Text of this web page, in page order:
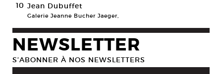
10 Jean Dubuffet
Galerie Jeanne Bucher Jaeger,
NEWSLETTER
S’ABONNER À NOS NEWSLETTERS